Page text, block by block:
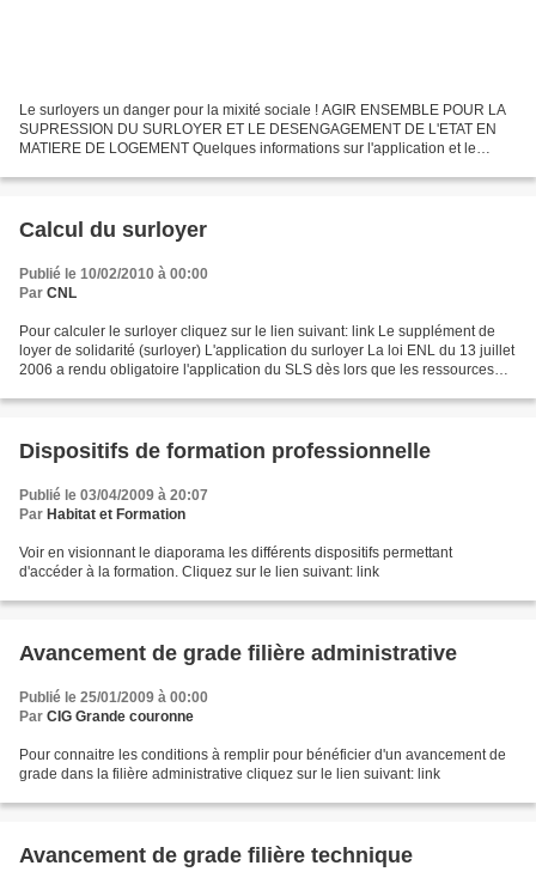
Le surloyers un danger pour la mixité sociale ! AGIR ENSEMBLE POUR LA
SUPRESSION DU SURLOYER ET LE DESENGAGEMENT DE L'ETAT EN
MATIERE DE LOGEMENT Quelques informations sur l'application et le
Calcul du surloyer
Publié le 10/02/2010 à 00:00
Par CNL
Pour calculer le surloyer cliquez sur le lien suivant: link Le supplément de
loyer de solidarité (surloyer) L'application du surloyer La loi ENL du 13 juillet
2006 a rendu obligatoire l'application du SLS dès lors que les ressources
Dispositifs de formation professionnelle
Publié le 03/04/2009 à 20:07
Par Habitat et Formation
Voir en visionnant le diaporama les différents dispositifs permettant
d'accéder à la formation. Cliquez sur le lien suivant: link
Avancement de grade filière administrative
Publié le 25/01/2009 à 00:00
Par CIG Grande couronne
Pour connaitre les conditions à remplir pour bénéficier d'un avancement de
grade dans la filière administrative cliquez sur le lien suivant: link
Avancement de grade filière technique